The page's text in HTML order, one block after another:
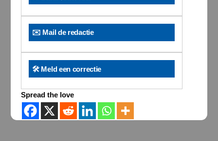
✉️ Mail de redactie
🛠️ Meld een correctie
Spread the love